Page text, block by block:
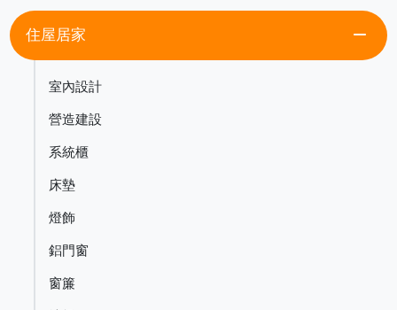
住屋居家 remove
室內設計
營造建設
系統櫃
床墊
燈飾
鋁門窗
窗簾